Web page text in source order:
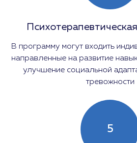
В программу могут входить
направленные на развитие
улучшение социальной
тревожности
5